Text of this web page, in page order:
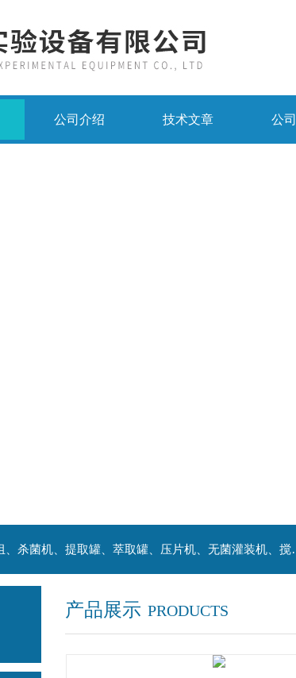
公司介绍 技术文章 公
主营产品：喷雾干燥机、
产品展示 PRODUCTS